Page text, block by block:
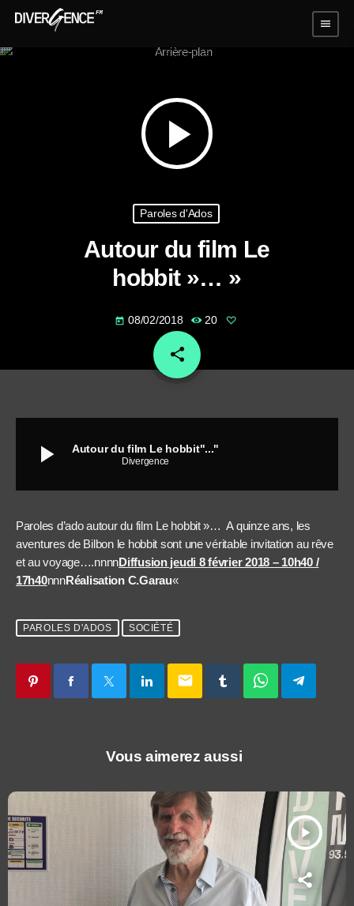
menu
play_arrow
Paroles d'Ados
Autour du film Le
hobbit »… »
today 08/02/2018 20
share
email
play_arrow Autour du film Le hobbit"..."
Divergence
Paroles d’ado autour du film Le hobbit »… A quinze ans, les
aventures de Bilbon le hobbit sont une véritable invitation au rêve
et au voyage….nnnnDiffusion jeudi 8 février 2018 – 10h40 /
17h40nnnRéalisation C.Garau«
PAROLES D'ADOS SOCIÉTÉ
email
Vous aimerez aussi
play_arrow